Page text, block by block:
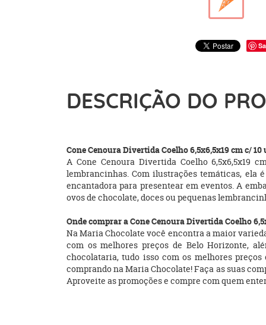
DESCRIÇÃO DO
Cone Cenoura Divertida Coelho 6,5x6,5x19 cm c/
A Cone Cenoura Divertida Coelho 6,5x6,5x19
lembrancinhas. Com ilustrações temáticas, ela
encantadora para presentear em eventos. A
ovos de chocolate, doces ou pequenas
Onde comprar a Cone Cenoura Divertida Coelho
Na Maria Chocolate você encontra a maior
com os melhores preços de Belo Horizonte,
chocolataria, tudo isso com os melhores
comprando na Maria Chocolate! Faça as suas
Aproveite as promoções e compre com quem